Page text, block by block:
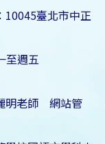
臺北市中正
至週五
明老師 網站管